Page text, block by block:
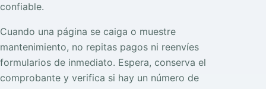
confiable.
Cuando una página se caiga o muestre
mantenimiento, no repitas pagos ni reenvíes
formularios de inmediato. Espera, conserva el
comprobante y verifica si hay un número de